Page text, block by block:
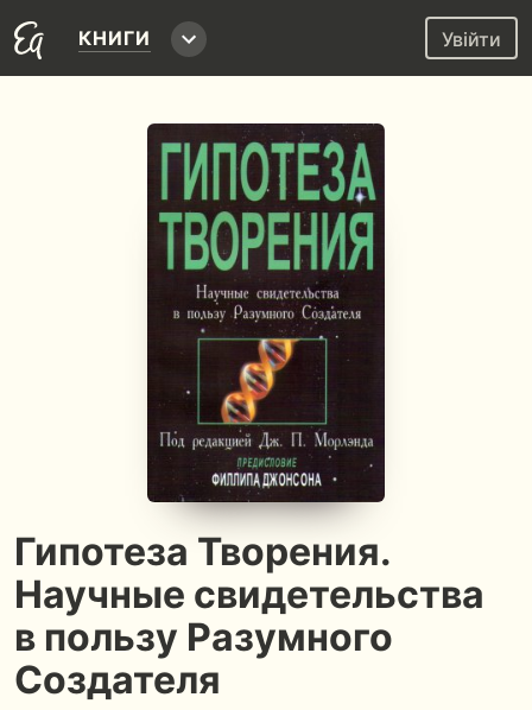
КНИГИ Увійти
Гипотеза Творения.
Научные свидетельства
в пользу Разумного
Создателя